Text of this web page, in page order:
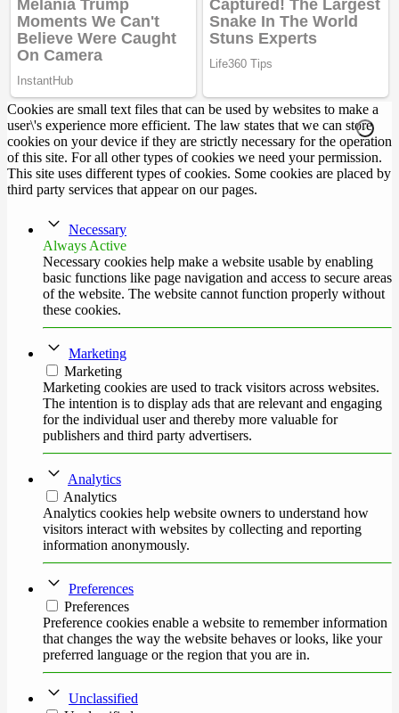
Cookies are small text files that can be used by websites to make a
user\'s experience more efficient. The law states that we can store
cookies on your device if they are strictly necessary for the operation
of this site. For all other types of cookies we need your permission.
This site uses different types of cookies. Some cookies are placed by
third party services that appear on our pages.
Necessary
Always Active
Necessary cookies help make a website usable by enabling
basic functions like page navigation and access to secure areas
of the website. The website cannot function properly without
these cookies.
Marketing
Marketing
Marketing cookies are used to track visitors across websites.
The intention is to display ads that are relevant and engaging
for the individual user and thereby more valuable for
publishers and third party advertisers.
Analytics
Analytics
Analytics cookies help website owners to understand how
visitors interact with websites by collecting and reporting
information anonymously.
Preferences
Preferences
Preference cookies enable a website to remember information
that changes the way the website behaves or looks, like your
preferred language or the region that you are in.
Unclassified